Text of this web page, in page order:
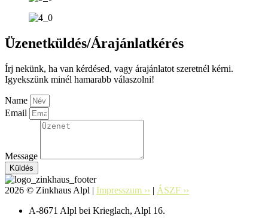
Üzenetküldés/Árajánlatkérés
Írj nekünk, ha van kérdésed, vagy árajánlatot szeretnél kérni.
Igyekszünk minél hamarabb válaszolni!
Name
Email
Message
Küldés
2026 © Zinkhaus Alpl | Impresszum ›› | ÁSZF ››
A-8671 Alpl bei Krieglach, Alpl 16.